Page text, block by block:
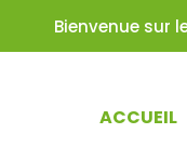
Bienvenue sur
ACCUEIL